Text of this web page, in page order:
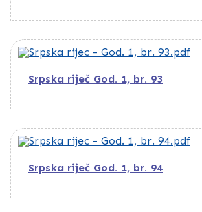
Srpska riječ God. 1, br. 93
Srpska riječ God. 1, br. 94